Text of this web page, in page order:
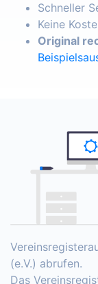
Schneller
Keine
Original
(e.V.) abrufen.
Das